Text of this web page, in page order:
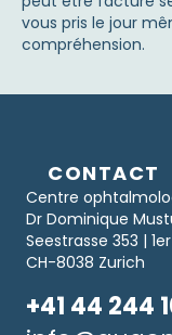
vous pris le jour
compréhension.
CONTACT
Centre
Dr Dominique
Seestrasse 353 |
CH-8038 Zurich
+41 44 244